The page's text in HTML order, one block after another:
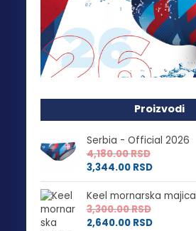
Proizvodi
Serbia - Official 2026
4,180.00RSD
3,344.00 RSD
Keel mornarska majica
3,300.00RSD
2,640.00 RSD